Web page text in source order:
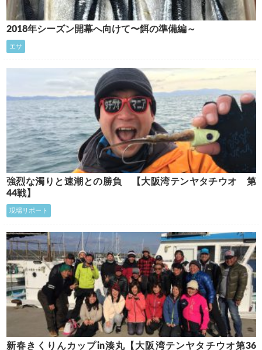
2018年シーズン開幕へ向けて〜餌の準備編～
エサ
強烈な濁りと速潮との勝負 【大阪湾テンヤタチウオ 第
44戦】
現場リポート
新春きくりんカップin湊丸【大阪湾テンヤタチウオ第36